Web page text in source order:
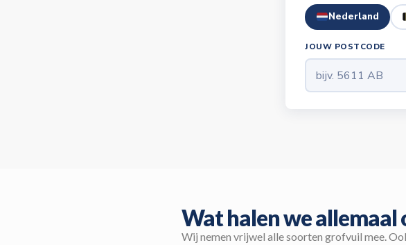
Nederland
JOUW POSTCODE
Wat halen we allemaal
Wij nemen vrijwel alle soorten grofvuil mee.